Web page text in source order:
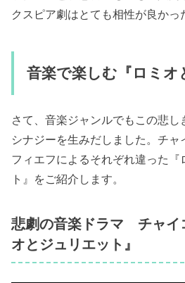
クスピア劇はとても相性が良かっ
音楽で楽しむ『ロミオ
さて、音楽ジャンルでもこの悲し
シナジーを生みだしました。チャ
フィエフによるそれぞれ違った『
ト』をご紹介します。
悲劇の音楽ドラマ チャイ
オとジュリエット』